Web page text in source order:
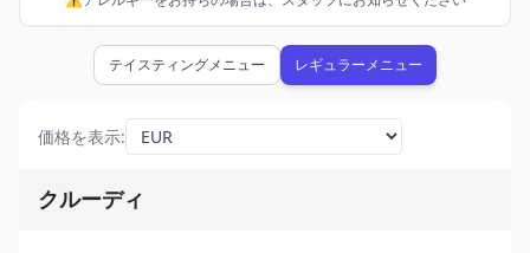
テイスティングメニュー レギュラーメニュー
価格を表示:
クルーディ